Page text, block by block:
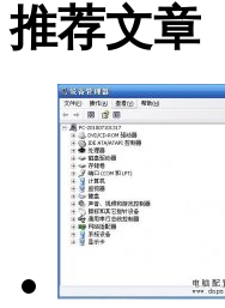
推荐文章